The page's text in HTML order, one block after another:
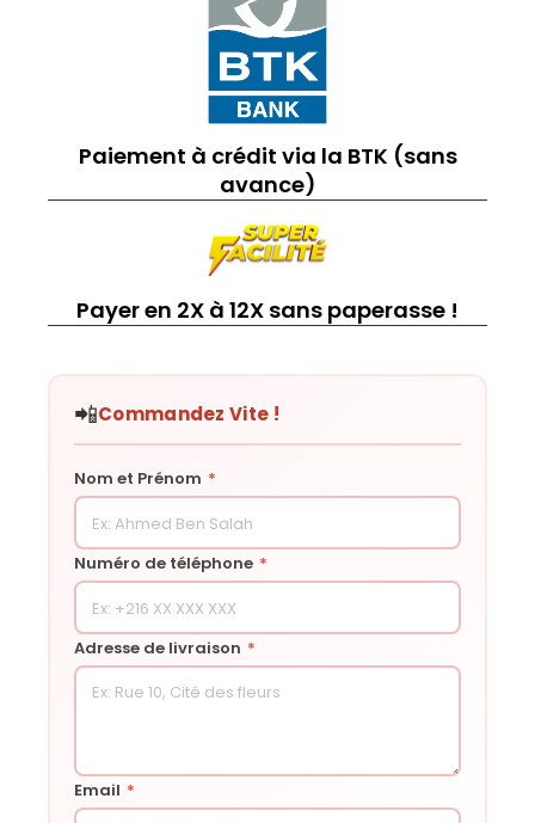
Paiement à crédit via la BTK (sans
avance)
Payer en 2X à 12X sans paperasse !
📲Commandez Vite !
Nom et Prénom *
Numéro de téléphone *
Adresse de livraison *
Email *